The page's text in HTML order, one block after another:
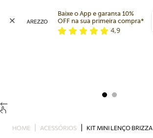
Bolsa
Baixe o App e garanta 10%
OFF na sua primeira compra*
4,9
HOME ACESSÓRIOS KIT MINI LENÇO BRIZZA